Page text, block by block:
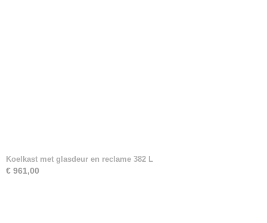
Koelkast met glasdeur en reclame 382 L
€ 961,00